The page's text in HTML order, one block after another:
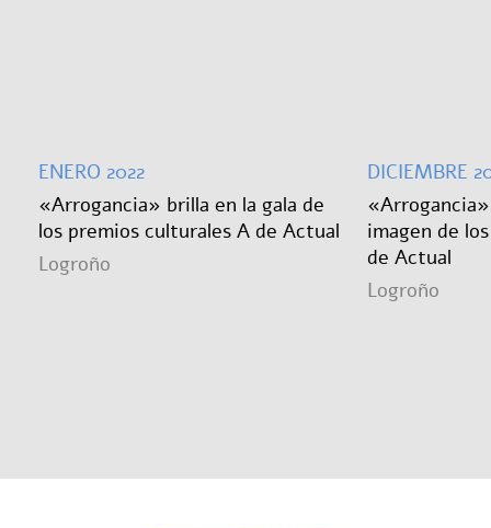
ENERO 2022
«Arrogancia» brilla en la gala de
los premios culturales A de Actual
Logroño
DICIEMBRE
imagen de
de Actual
Logroño